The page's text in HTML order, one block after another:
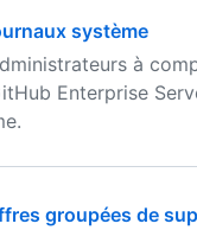
système
à
Enterprise
groupées de